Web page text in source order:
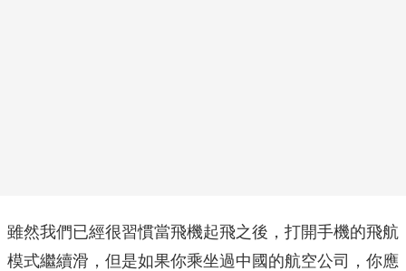
雖然我們已經很習慣當飛機起飛之後，打開手機的飛航
模式繼續滑，但是如果你乘坐過中國的航空公司，你應